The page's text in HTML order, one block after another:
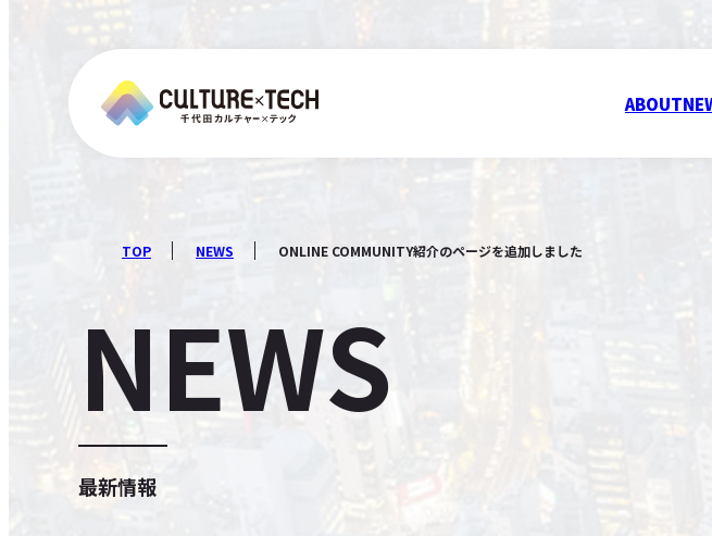
ABOUT
TOP NEWS ONLINE COMMUNITY紹介のページを追加しました
NEWS
最新情報